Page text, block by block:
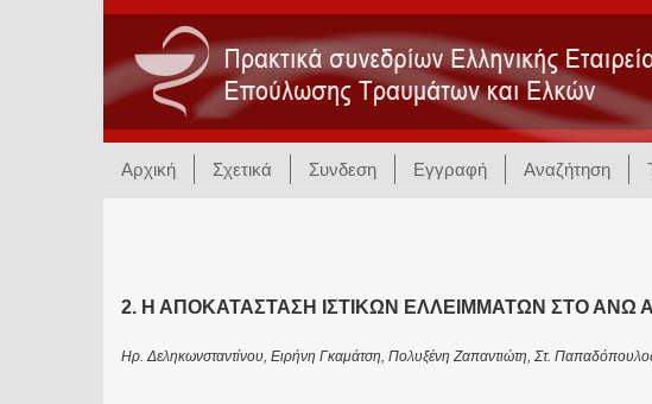
Αρχική Σχετικά Συνδεση Εγγραφή Αναζήτηση
2. Η ΑΠΟΚΑΤΑΣΤΑΣΗ ΙΣΤΙΚΩΝ ΕΛΛΕΙΜΜΑΤΩΝ ΣΤΟ ΑΝΩ
Ηρ. Δεληκωνσταντίνου, Ειρήνη Γκαμάτση, Πολυξένη Ζαπαντιώτη, Στ.